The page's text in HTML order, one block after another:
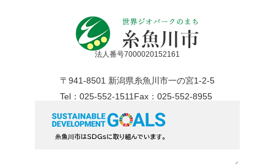
法人番号7000020152161
〒941-8501 新潟県糸魚川市一の宮1-2-5
Tel：025-552-1511Fax：025-552-8955